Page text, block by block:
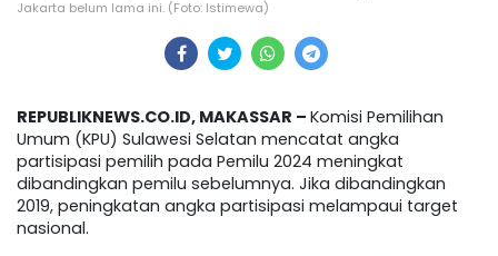
Jakarta belum lama ini. (Foto: Istimewa)
REPUBLIKNEWS.CO.ID, MAKASSAR – Komisi Pemilihan
Umum (KPU) Sulawesi Selatan mencatat angka
partisipasi pemilih pada Pemilu 2024 meningkat
dibandingkan pemilu sebelumnya. Jika dibandingkan
2019, peningkatan angka partisipasi melampaui target
nasional.